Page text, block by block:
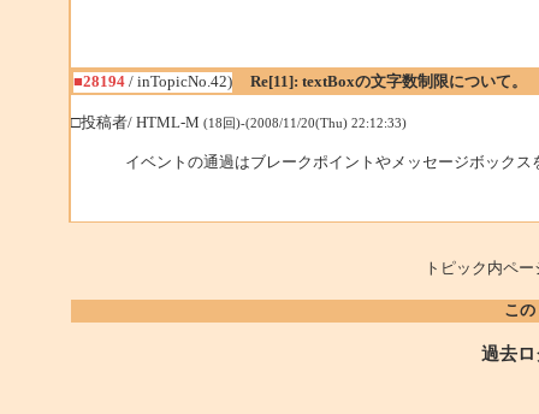
■28194/ inTopicNo.42) Re[11]: textBoxの文字数制限について。
□投稿者/ HTML-M (18回)-(2008/11/20(Thu) 22:12:33)
イベントの通過はブレークポイントやメッセージボック
トピック内ペ
こ
過去